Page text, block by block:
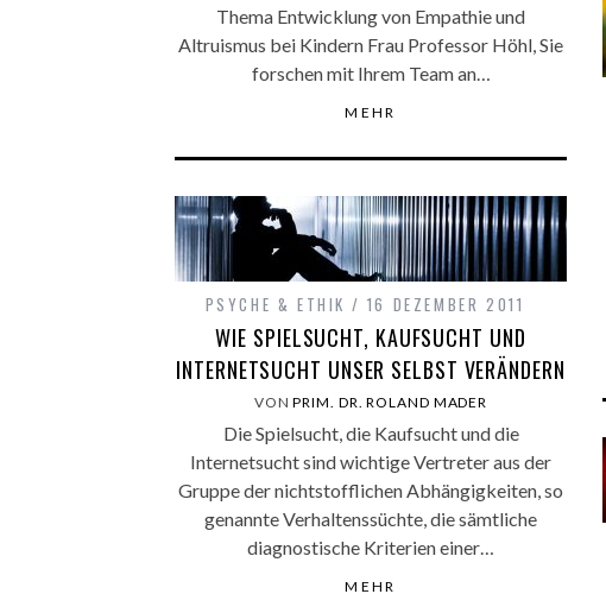
Thema Entwicklung von Empathie und
Altruismus bei Kindern Frau Professor Höhl, Sie
forschen mit Ihrem Team an…
MEHR
PSYCHE & ETHIK 16 DEZEMBER 2011
WIE SPIELSUCHT, KAUFSUCHT UND
INTERNETSUCHT UNSER SELBST VERÄNDERN
VONPRIM. DR. ROLAND MADER
Die Spielsucht, die Kaufsucht und die
Internetsucht sind wichtige Vertreter aus der
Gruppe der nichtstofflichen Abhängigkeiten, so
genannte Verhaltenssüchte, die sämtliche
diagnostische Kriterien einer…
MEHR